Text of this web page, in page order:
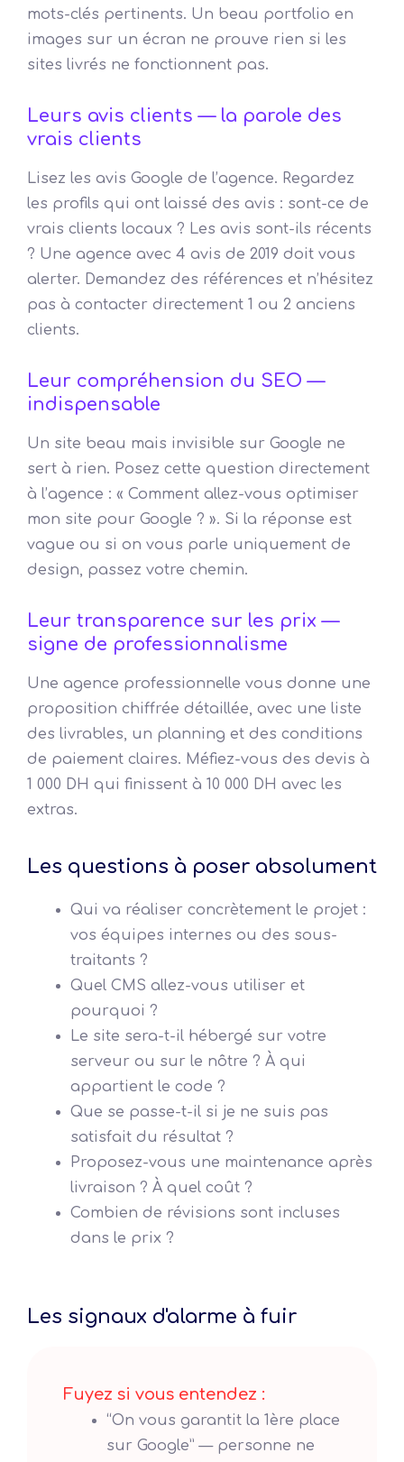
mots-clés pertinents. Un beau portfolio en
images sur un écran ne prouve rien si les
sites livrés ne fonctionnent pas.
Leurs avis clients — la parole des
vrais clients
Lisez les avis Google de l’agence. Regardez
les profils qui ont laissé des avis : sont-ce de
vrais clients locaux ? Les avis sont-ils récents
? Une agence avec 4 avis de 2019 doit vous
alerter. Demandez des références et n’hésitez
pas à contacter directement 1 ou 2 anciens
clients.
Leur compréhension du SEO —
indispensable
Un site beau mais invisible sur Google ne
sert à rien. Posez cette question directement
à l’agence : « Comment allez-vous optimiser
mon site pour Google ? ». Si la réponse est
vague ou si on vous parle uniquement de
design, passez votre chemin.
Leur transparence sur les prix —
signe de professionnalisme
Une agence professionnelle vous donne une
proposition chiffrée détaillée, avec une liste
des livrables, un planning et des conditions
de paiement claires. Méfiez-vous des devis à
1 000 DH qui finissent à 10 000 DH avec les
extras.
Les questions à poser absolument
Qui va réaliser concrètement le projet :
vos équipes internes ou des sous-
traitants ?
Quel CMS allez-vous utiliser et
pourquoi ?
Le site sera-t-il hébergé sur votre
serveur ou sur le nôtre ? À qui
appartient le code ?
Que se passe-t-il si je ne suis pas
satisfait du résultat ?
Proposez-vous une maintenance après
livraison ? À quel coût ?
Combien de révisions sont incluses
dans le prix ?
Les signaux d'alarme à fuir
Fuyez si vous entendez :
“On vous garantit la 1ère place
sur Google” — personne ne